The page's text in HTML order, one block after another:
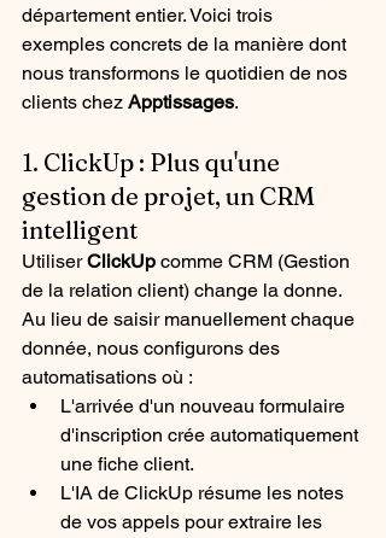
département entier. Voici trois
exemples concrets de la manière dont
nous transformons le quotidien de nos
clients chez Apptissages.
1. ClickUp : Plus qu'une
gestion de projet, un CRM
intelligent
Utiliser ClickUp comme CRM (Gestion
de la relation client) change la donne.
Au lieu de saisir manuellement chaque
donnée, nous configurons des
automatisations où :
L'arrivée d'un nouveau formulaire
d'inscription crée automatiquement
une fiche client.
L'IA de ClickUp résume les notes
de vos appels pour extraire les